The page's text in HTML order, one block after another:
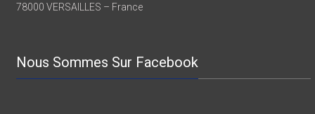
78000 VERSAILLES – France
Nous Sommes Sur Facebook